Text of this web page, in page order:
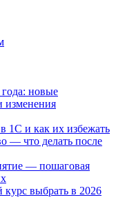
новые
изменения
1С и как их избежать
— что делать после
— пошаговая
выбрать в 2026